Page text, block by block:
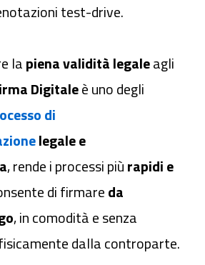
test-drive.
lapiena validità legaleagli
Digitaleè uno degli
di
legale e
, rende i processi piùrapidi e
di firmareda
, in comodità e senza
dalla controparte.